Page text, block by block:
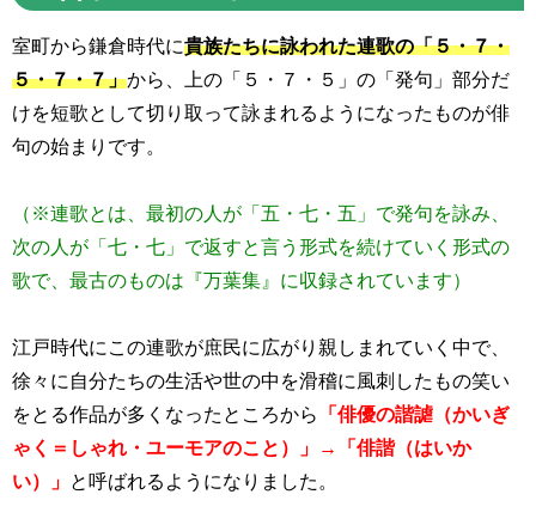
室町から鎌倉時代に貴族たちに詠われた連歌の「５・７・
５・７・７」から、上の「５・７・５」の「発句」部分だ
けを短歌として切り取って詠まれるようになったものが俳
句の始まりです。
（※連歌とは、最初の人が「五・七・五」で発句を詠み、
次の人が「七・七」で返すと言う形式を続けていく形式の
歌で、最古のものは『万葉集』に収録されています）
江戸時代にこの連歌が庶民に広がり親しまれていく中で、
徐々に自分たちの生活や世の中を滑稽に風刺したもの笑い
をとる作品が多くなったところから
「俳優の諧謔（かいぎ
ゃく＝しゃれ・ユーモアのこと ）」→「俳諧（はいか
い）」
と呼ばれるようになりました。